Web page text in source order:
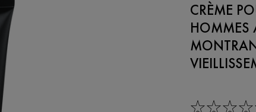
CRÈME
HOMMES